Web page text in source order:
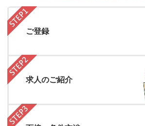
ご登録
求人のご紹介